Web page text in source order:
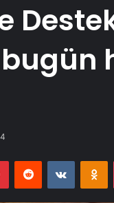
PinterestReddit